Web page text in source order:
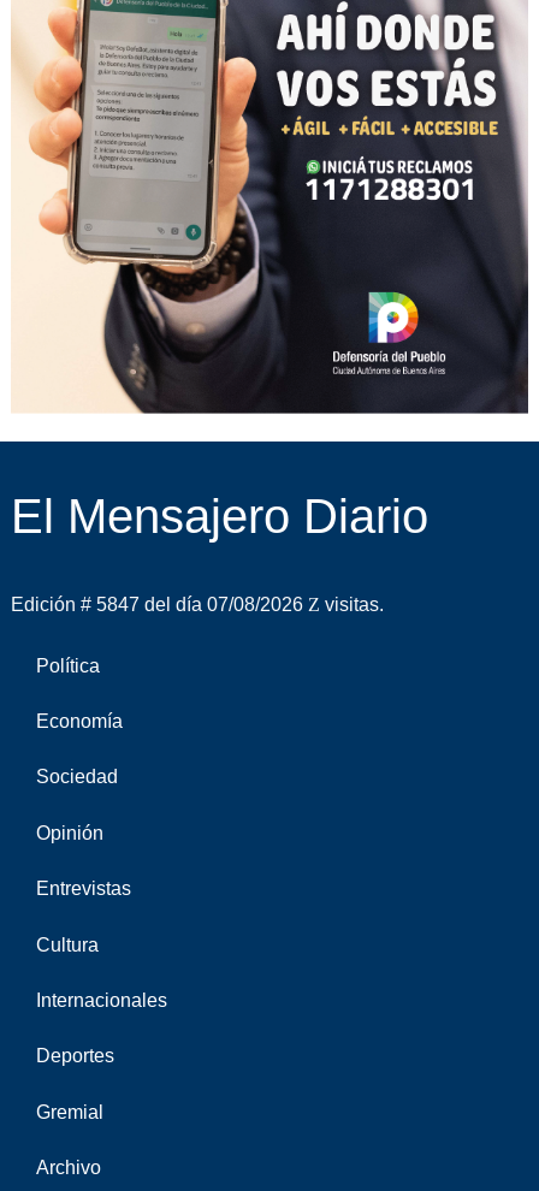
El Mensajero Diario
Edición # 5847 del día 07/08/2026 visitas.
Política
Economía
Sociedad
Opinión
Entrevistas
Cultura
Internacionales
Deportes
Gremial
Archivo